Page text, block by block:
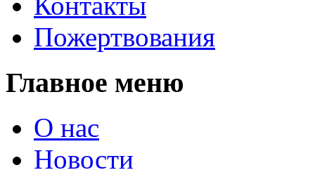
Пожертвования
Главное меню
О нас
Новости